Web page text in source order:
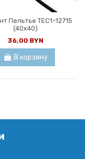
Пельтье TEC1-12715
(40x40)
36,00 BYN
В корзину